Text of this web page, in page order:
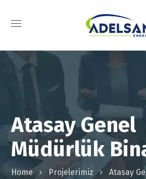
Atasay Genel
Müdürlük
Home Projelerimiz
Atasay